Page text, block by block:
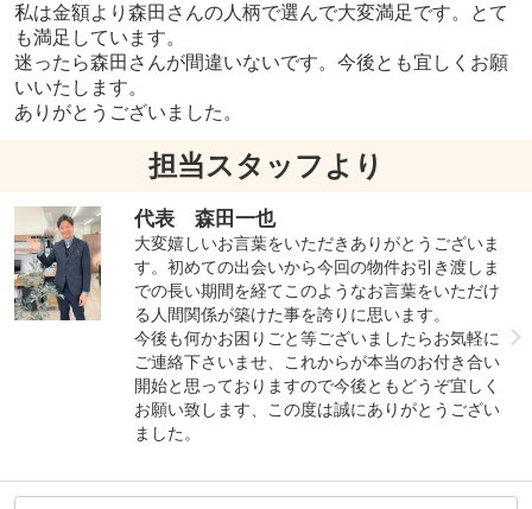
私は金額より森田さんの人柄で選んで大変満足です。とて
も満足しています。
迷ったら森田さんが間違いないです。今後とも宜しくお願
いいたします。
ありがとうございました。
担当スタッフより
代表 森田一也
大変嬉しいお言葉をいただきありがとうございま
す。初めての出会いから今回の物件お引き渡しま
での長い期間を経てこのようなお言葉をいただけ
る人間関係が築けた事を誇りに思います。
今後も何かお困りごと等ございましたらお気軽に
ご連絡下さいませ、これからが本当のお付き合い
開始と思っておりますので今後ともどうぞ宜しく
お願い致します、この度は誠にありがとうござい
ました。